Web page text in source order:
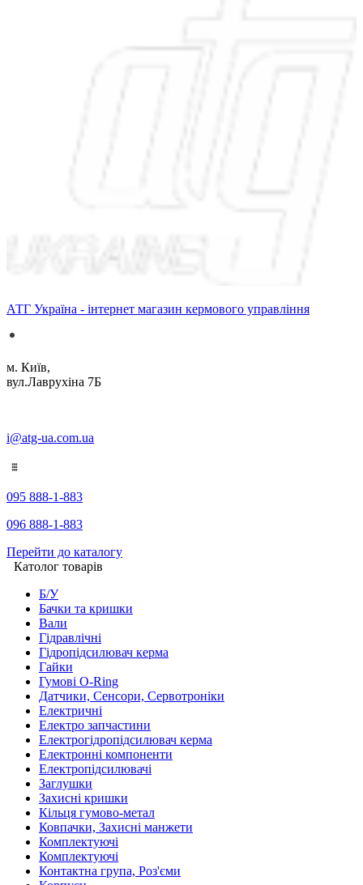
АТГ Україна - інтернет магазин кермового управління
м. Київ,
вул.Лаврухіна 7Б
i@atg-ua.com.ua
095 888-1-883
096 888-1-883
Перейти до каталогу
Католог товарів
Б/У
Бачки та кришки
Вали
Гідравлічні
Гідропідсилювач керма
Гайки
Гумові O-Ring
Датчики, Сенсори, Сервотроніки
Електричні
Електро запчастини
Електрогідропідсилювач керма
Електронні компоненти
Електропідсилювачі
Заглушки
Захисні кришки
Кільця гумово-метал
Ковпачки, Захисні манжети
Комплектуючі
Комплектуючі
Контактна група, Роз'єми